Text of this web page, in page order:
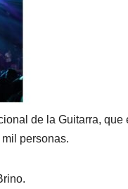
de la Guitarra, que
personas.